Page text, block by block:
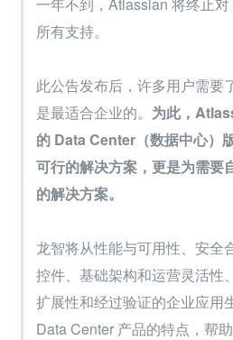
所有支持。
此公告发布后，许多用户需要
是最适合企业的。 为此，
的 Data Center（数据中心）
可行的解决方案，更是为需要
的解决方案。
龙智将从性能与可用性、安全
控件、基础架构和运营灵活性
扩展性和经过验证的企业应用
Data Center 产品的特点，帮